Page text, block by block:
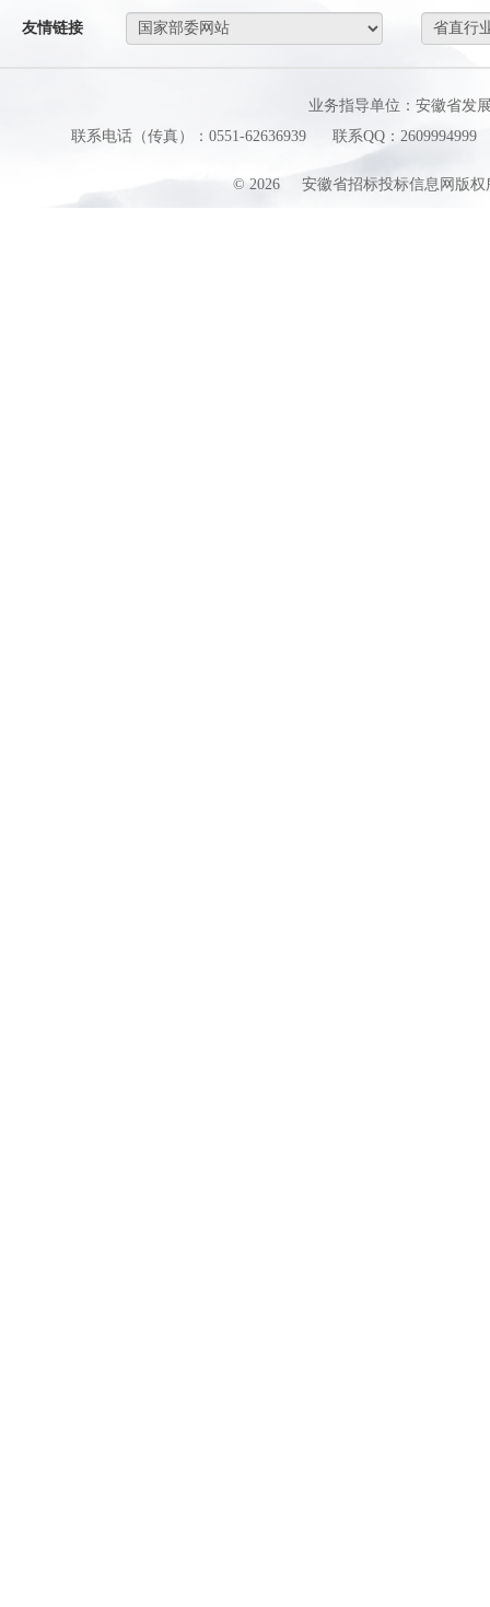
友情链接
业务指导单位：安徽省发
联系电话（传真）：0551-62636939
联系QQ：2609994999
© 2026 安徽省招标投标信息网版